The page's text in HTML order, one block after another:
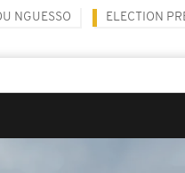
NGUESSO ELECTION